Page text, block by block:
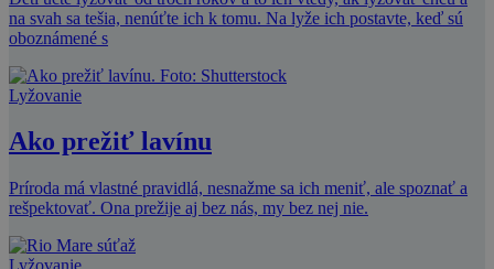
na svah sa tešia, nenúťte ich k tomu. Na lyže ich postavte, keď sú
oboznámené s
Lyžovanie
Ako prežiť lavínu
Príroda má vlastné pravidlá, nesnažme sa ich meniť, ale spoznať a
rešpektovať. Ona prežije aj bez nás, my bez nej nie.